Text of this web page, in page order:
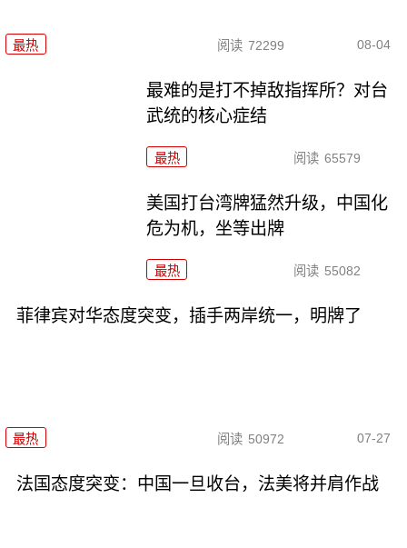
最热 阅读 72299 08-04
最难的是打不掉敌指挥所？对台
武统的核心症结
最热 阅读 65579
美国打台湾牌猛然升级，中国化
危为机，坐等出牌
最热 阅读 55082
菲律宾对华态度突变，插手两岸统一，明牌了
最热 阅读 50972 07-27
法国态度突变：中国一旦收台，法美将并肩作战